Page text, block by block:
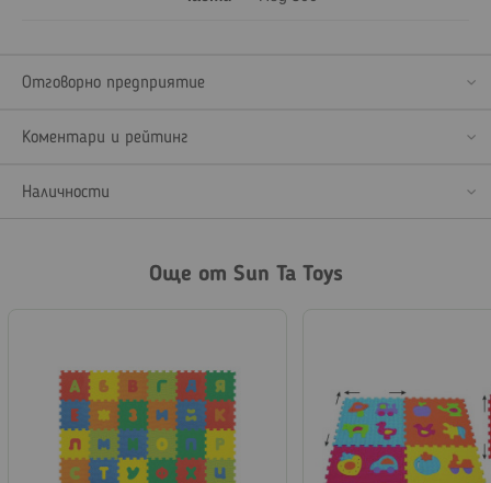
Отговорно предприятие
Коментари и рейтинг
Наличности
Още от Sun Ta Toys